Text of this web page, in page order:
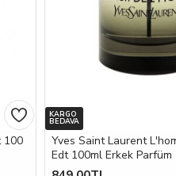
100
KARGO
BEDAVA
Yves Saint Laurent
Edt 100ml Erkek Parfüm